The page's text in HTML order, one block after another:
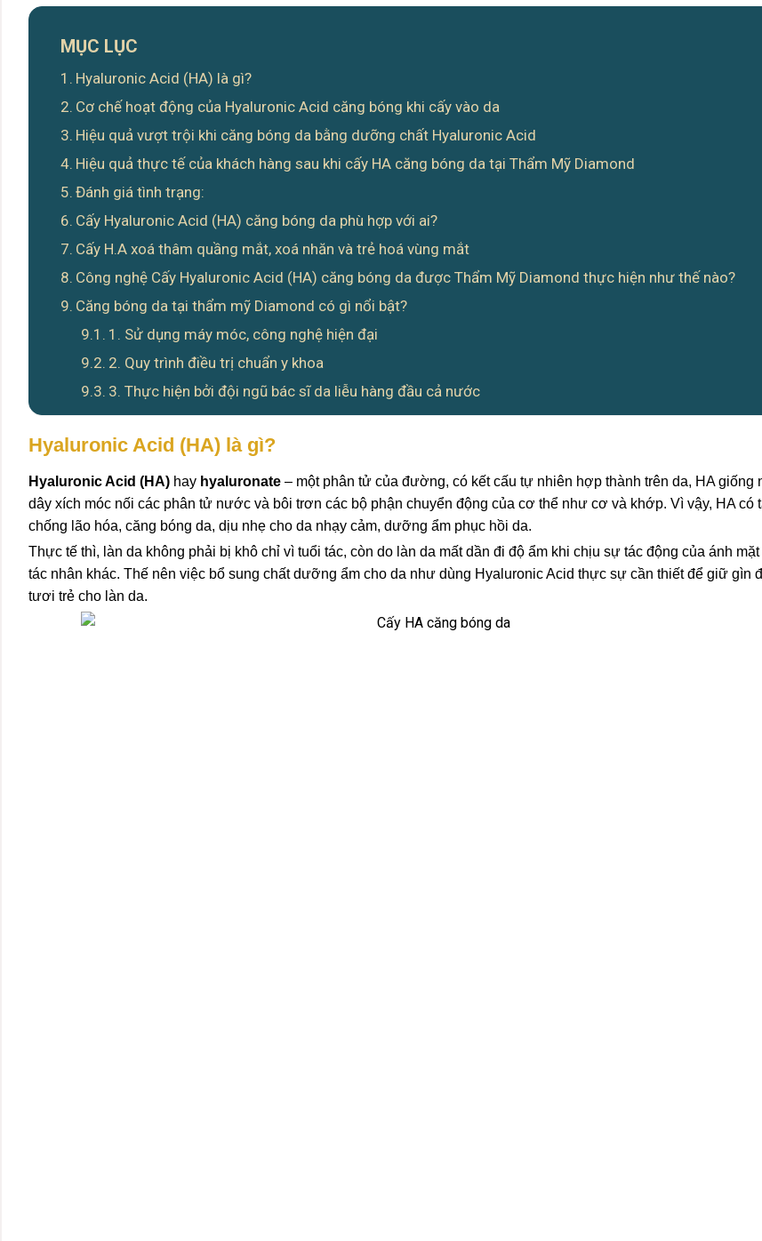
MỤC LỤC
Hyaluronic Acid (HA) là gì?
Cơ chế hoạt động của Hyaluronic Acid căng bóng khi cấy vào da
Hiệu quả vượt trội khi căng bóng da bằng dưỡng chất Hyaluronic Acid
Hiệu quả thực tế của khách hàng sau khi cấy HA căng bóng da tại Thẩm Mỹ Diamond
Đánh giá tình trạng:
Cấy Hyaluronic Acid (HA) căng bóng da phù hợp với ai?
​Cấy H.A xoá thâm quầng mắt, xoá nhăn và trẻ hoá vùng mắt
Công nghệ Cấy Hyaluronic Acid (HA) căng bóng da được Thẩm Mỹ Diamond thực hiện như thế nào?
Căng bóng da tại thẩm mỹ Diamond có gì nổi bật?
1. Sử dụng máy móc, công nghệ hiện đại
2. Quy trình điều trị chuẩn y khoa
3. Thực hiện bởi đội ngũ bác sĩ da liễu hàng đầu cả nước
Hyaluronic Acid (HA) là gì?
Hyaluronic Acid (HA) hay hyaluronate – một phân tử của đường, có kết cấu tự nhiên hợp thành trên da, HA giống
dây xích móc nối các phân tử nước và bôi trơn các bộ phận chuyển động của cơ thể như cơ và khớp. Vì vậy, HA có
chống lão hóa, căng bóng da, dịu nhẹ cho da nhạy cảm, dưỡng ẩm phục hồi da.
Thực tế thì, làn da không phải bị khô chỉ vì tuổi tác, còn do làn da mất dần đi độ ẩm khi chịu sự tác động của ánh
tác nhân khác. Thế nên việc bổ sung chất dưỡng ẩm cho da như dùng Hyaluronic Acid thực sự cần thiết để giữ gìn
tươi trẻ cho làn da.